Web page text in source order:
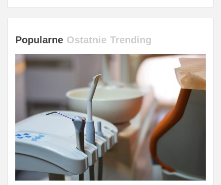
Popularne Ostatnie Trending